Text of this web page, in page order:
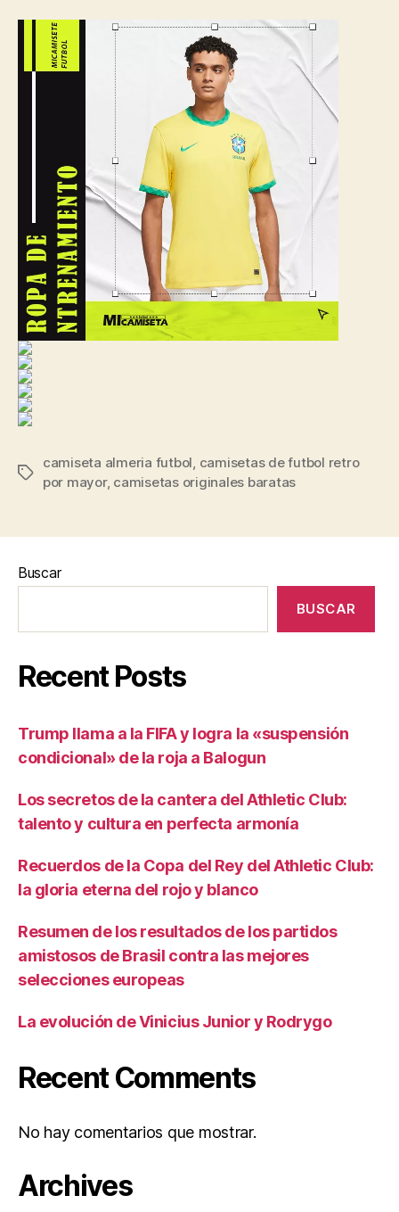
Etiquetas
camiseta almeria futbol, camisetas de futbol retro
por mayor, camisetas originales baratas
Buscar
BUSCAR
Recent Posts
Trump llama a la FIFA y logra la «suspensión
condicional» de la roja a Balogun
Los secretos de la cantera del Athletic Club:
talento y cultura en perfecta armonía
Recuerdos de la Copa del Rey del Athletic Club:
la gloria eterna del rojo y blanco
Resumen de los resultados de los partidos
amistosos de Brasil contra las mejores
selecciones europeas
La evolución de Vinicius Junior y Rodrygo
Recent Comments
No hay comentarios que mostrar.
Archives